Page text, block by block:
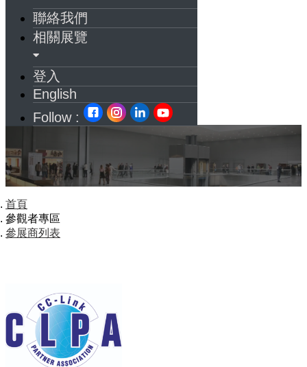
聯絡我們
相關展覽
登入
English
Follow :
首頁
參觀者專區
參展商列表